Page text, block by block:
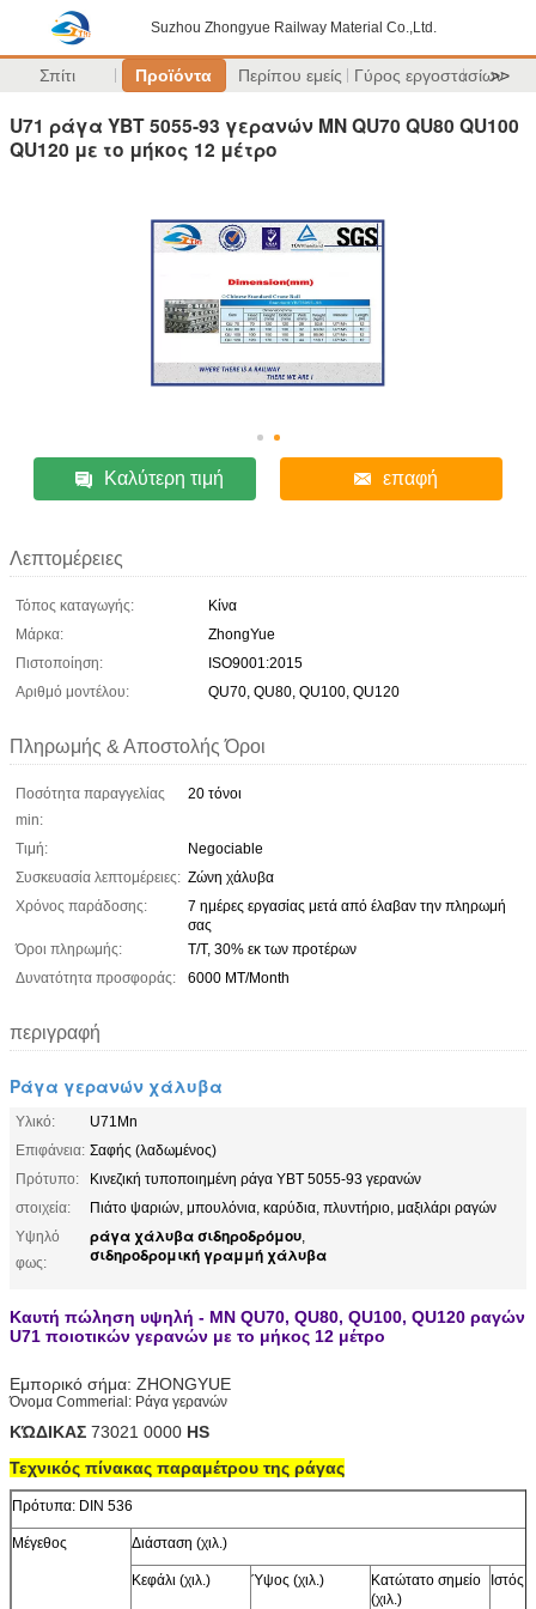
Suzhou Zhongyue Railway Material Co.,Ltd.
Σπίτι Προϊόντα Περίπου εμείς Γύρος εργοστασίων
>>
U71 ράγα YBT 5055-93 γερανών ΜΝ QU70 QU80 QU100
QU120 με το μήκος 12 μέτρο
Καλύτερη τιμή επαφή
Λεπτομέρειες
Τόπος καταγωγής:
Κίνα
Μάρκα:
ZhongYue
Πιστοποίηση:
ISO9001:2015
Αριθμό μοντέλου:
QU70, QU80, QU100, QU120
Πληρωμής & Αποστολής Όροι
Ποσότητα παραγγελίας
min:
20 τόνοι
Τιμή:
Negociable
Συσκευασία λεπτομέρειες: Ζώνη χάλυβα
Χρόνος παράδοσης:
7 ημέρες εργασίας μετά από έλαβαν την πληρωμή
σας
Όροι πληρωμής:
T/T, 30% εκ των προτέρων
Δυνατότητα προσφοράς:
6000 MT/Month
περιγραφή
Ράγα γερανών χάλυβα
Υλικό:
U71Mn
Επιφάνεια: Σαφής (λαδωμένος)
Πρότυπο:
Κινεζική τυποποιημένη ράγα YBT 5055-93 γερανών
στοιχεία:
Πιάτο ψαριών, μπουλόνια, καρύδια, πλυντήριο, μαξιλάρι ραγών
Υψηλό
φως:
ράγα χάλυβα σιδηροδρόμου,
σιδηροδρομική γραμμή χάλυβα
Καυτή πώληση υψηλή - ΜΝ QU70, QU80, QU100, QU120 ραγών
U71 ποιοτικών γερανών με το μήκος 12 μέτρο
Εμπορικό σήμα: ZHONGYUE
Όνομα Commerial: Ράγα γερανών
ΚΏΔΙΚΑΣ 73021 0000 HS
Τεχνικός πίνακας παραμέτρου της ράγας
Πρότυπα: DIN 536
Μέγεθος Διάσταση (χιλ.)
Κεφάλι (χιλ.) Ύψος (χιλ.)
Κατώτατο σημείο
(χιλ.)
Ιστός